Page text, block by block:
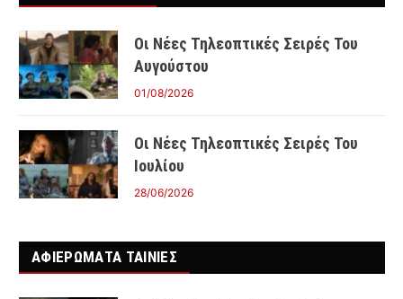
Οι Νέες Τηλεοπτικές Σειρές Του
Αυγούστου
01/08/2026
Οι Νέες Τηλεοπτικές Σειρές Του
Ιουλίου
28/06/2026
ΑΦΙΕΡΩΜΑΤΑ ΤΑΙΝΊΕΣ